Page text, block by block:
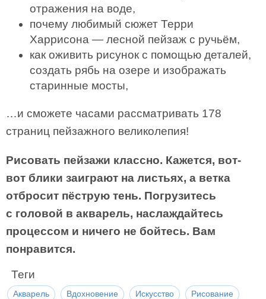
отражения на воде,
почему любимый сюжет Терри
Харрисона — лесной пейзаж с ручьём,
как оживить рисунок с помощью деталей,
создать рябь на озере и изображать
старинные мосты,
…и сможете часами рассматривать 178
страниц пейзажного великолепия!
Рисовать пейзажи классно. Кажется, вот-
вот блики заиграют на листьях, а ветка
отбросит пёструю тень. Погрузитесь
с головой в акварель, наслаждайтесь
процессом и ничего не бойтесь. Вам
понравится.
Теги
Акварель Вдохновение Искусство Рисование